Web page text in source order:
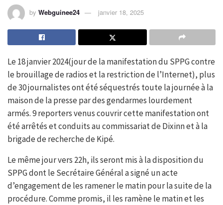
by Webguinee24 janvier 18, 2025
Le 18 janvier 2024(jour de la manifestation du SPPG contre
le brouillage de radios et la restriction de l’Internet), plus
de 30 journalistes ont été séquestrés toute la journée à la
maison de la presse par des gendarmes lourdement
armés. 9 reporters venus couvrir cette manifestation ont
été arrêtés et conduits au commissariat de Dixinn et à la
brigade de recherche de Kipé.
Le même jour vers 22h, ils seront mis à la disposition du
SPPG dont le Secrétaire Général a signé un acte
d’engagement de les ramener le matin pour la suite de la
procédure. Comme promis, il les ramène le matin et les